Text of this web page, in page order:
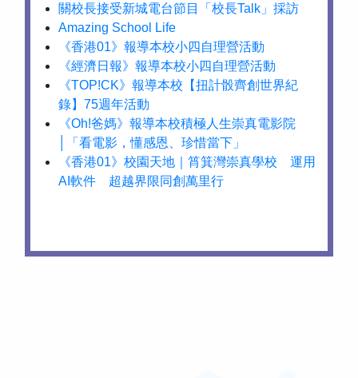
關校長接受新城電台節目「校長Talk」採訪
Amazing School Life
《香港01》報導本校小四自理營活動
《經濟日報》報導本校小四自理營活動
《TOP!CK》報導本校【扭計骰齊創世界紀
錄】75週年活動
《Oh!爸媽》報導本校積極人生崇真電影院
│「看電影，懂感恩、珍惜當下」
《香港01》校園天地｜筲箕灣崇真學校 運用
AI軟件 超越界限同創萬里行